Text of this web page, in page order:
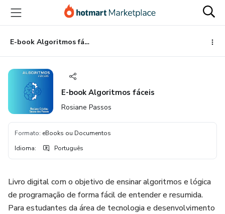
para
conteúdo
principal
para
pagamento
para
rodapé
E-book Algoritmos fáceis
E-book Algoritmos fáceis
Rosiane Passos
Formato: eBooks ou Documentos
Idioma: Português
Livro digital com o objetivo de ensinar algoritmos e lógica
de programação de forma fácil de entender e resumida.
Para estudantes da área de tecnologia e desenvolvimento